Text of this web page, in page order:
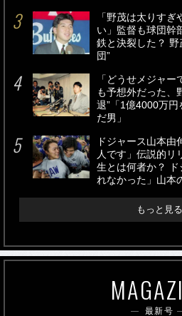
「野茂は太りす
い」監督も球団幹
鉄と決裂した？ 野
団”
「どうせメジャ
も予想外だった、
退”「1億4000万
だ男」
ドジャース山本
人です」伝説的リ
生とは何者か？ ド
れなかった」山本
もっと見る
最新号